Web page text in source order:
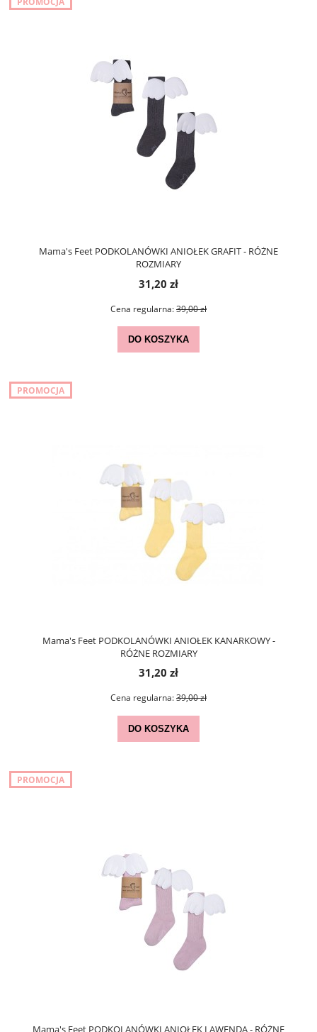
Mama's Feet PODKOLANÓWKI ANIOŁEK GRAFIT - RÓŻNE
ROZMIARY
31,20 zł
Cena regularna:39,00 zł
DO KOSZYKA
Mama's Feet PODKOLANÓWKI ANIOŁEK KANARKOWY -
RÓŻNE ROZMIARY
31,20 zł
Cena regularna:39,00 zł
DO KOSZYKA
PROMOCJA
Mama's Feet PODKOLANÓWKI ANIOŁEK LAWENDA - RÓŻNE
PROMOCJA